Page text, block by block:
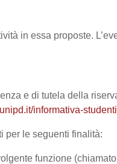
in essa proposte.
e di tutela della
informativa-studenti
per le seguenti finalità:
funzione